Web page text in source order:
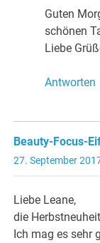
Guten
schönen
Liebe
Antworten
Beauty-Focus-
27. September
Liebe Leane,
die
Ich mag es sehr